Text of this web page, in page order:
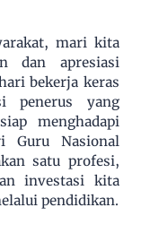
mari kita
dan apresiasi
bekerja keras
penerus yang
menghadapi
Guru Nasional
satu profesi,
investasi kita
pendidikan.